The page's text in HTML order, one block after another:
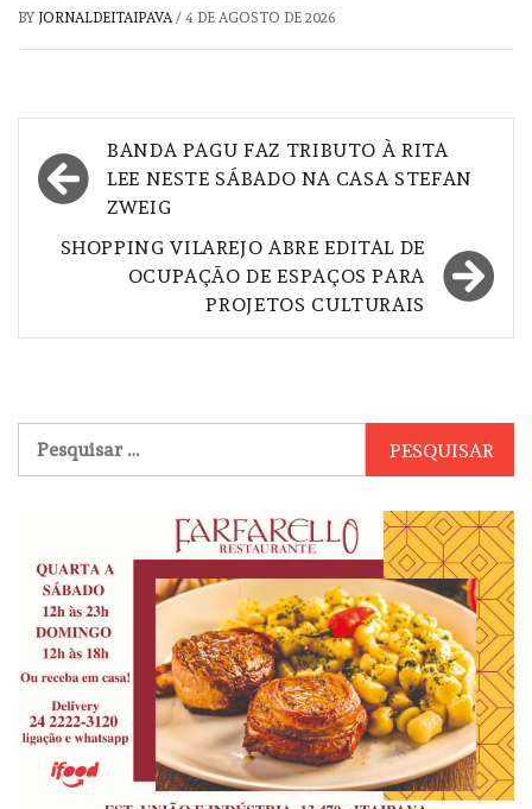
BY JORNALDEITAIPAVA/ 4 DE AGOSTO DE 2026
Navegação
de
BANDA PAGU FAZ TRIBUTO À RITA
LEE NESTE SÁBADO NA CASA STEFAN
ZWEIG
SHOPPING VILAREJO ABRE EDITAL DE
OCUPAÇÃO DE ESPAÇOS PARA
PROJETOS CULTURAIS